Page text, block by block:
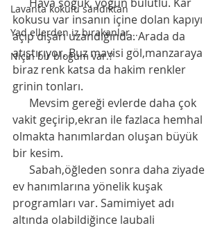
Lavanta kokulu sandıktan
Yad ellerden iz bırakanlar...
Niçin bir bloğum var.?
kokusu var insanın içine dolan kapıyı
açıp dışarı uzandığında. Arada da
atıştırıyor. Buz mavisi göl,manzaraya
biraz renk katsa da hakim renkler
grinin tonları.
vakit geçirip,ekran ile fazlaca hemhal
olmakta hanımlardan oluşan büyük
bir kesim.
ev hanımlarına yönelik kuşak
programları var. Samimiyet adı
altında olabildiğince laubali